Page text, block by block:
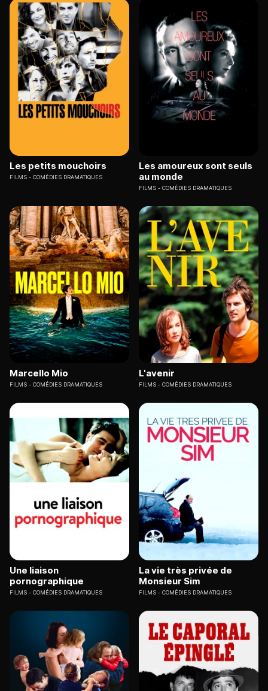
Les petits mouchoirs
FILMS COMÉDIES DRAMATIQUES
Les amoureux sont seuls
au monde
FILMS COMÉDIES DRAMATIQUES
Marcello Mio
FILMS COMÉDIES DRAMATIQUES
L'avenir
FILMS COMÉDIES DRAMATIQUES
Une liaison
pornographique
FILMS COMÉDIES DRAMATIQUES
La vie très privée de
Monsieur Sim
FILMS COMÉDIES DRAMATIQUES